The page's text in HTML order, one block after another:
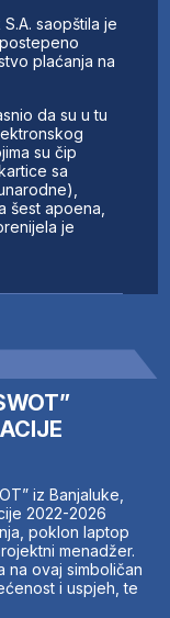
iz Banjaluke,
2022-2026
poklon laptop
menadžer.
na ovaj simboličan
i uspjeh, te
saopštila je
plaćanja na
da su u tu
su čip
sa
šest apoena,
je